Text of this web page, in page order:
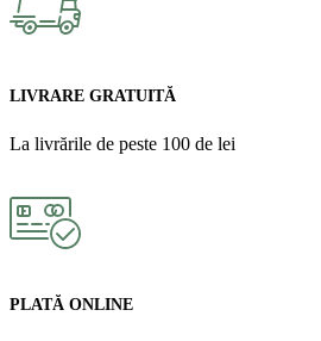
LIVRARE GRATUITĂ
La livrările de peste 100 de lei
PLATĂ ONLINE